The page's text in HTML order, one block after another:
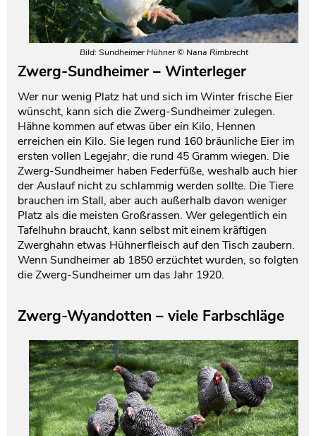
Bild: Sundheimer Hühner © Nana Rimbrecht
Zwerg-Sundheimer – Winterleger
Wer nur wenig Platz hat und sich im Winter frische Eier
wünscht, kann sich die Zwerg-Sundheimer zulegen.
Hähne kommen auf etwas über ein Kilo, Hennen
erreichen ein Kilo. Sie legen rund 160 bräunliche Eier im
ersten vollen Legejahr, die rund 45 Gramm wiegen. Die
Zwerg-Sundheimer haben Federfüße, weshalb auch hier
der Auslauf nicht zu schlammig werden sollte. Die Tiere
brauchen im Stall, aber auch außerhalb davon weniger
Platz als die meisten Großrassen. Wer gelegentlich ein
Tafelhuhn braucht, kann selbst mit einem kräftigen
Zwerghahn etwas Hühnerfleisch auf den Tisch zaubern.
Wenn Sundheimer ab 1850 erzüchtet wurden, so folgten
die Zwerg-Sundheimer um das Jahr 1920.
Zwerg-Wyandotten – viele Farbschläge